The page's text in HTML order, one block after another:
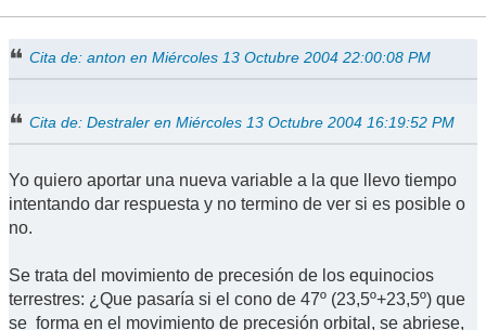
Cita de: anton en Miércoles 13 Octubre 2004 22:00:08 PM
Cita de: Destraler en Miércoles 13 Octubre 2004 16:19:52 PM
Yo quiero aportar una nueva variable a la que llevo tiempo
intentando dar respuesta y no termino de ver si es posible o
no.
Se trata del movimiento de precesión de los equinocios
terrestres: ¿Que pasaría si el cono de 47º (23,5º+23,5º) que
se forma en el movimiento de precesión orbital, se abriese,